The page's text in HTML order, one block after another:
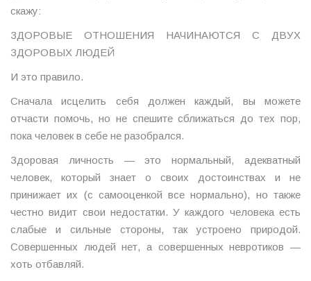
скажу:
ЗДОРОВЫЕ ОТНОШЕНИЯ НАЧИНАЮТСЯ С ДВУХ
ЗДОРОВЫХ ЛЮДЕЙ
И это правило.
Сначала исцелить себя должен каждый, вы можете
отчасти помочь, но не спешите сближаться до тех пор,
пока человек в себе не разобрался.
Здоровая личность — это нормальный, адекватный
человек, который знает о своих достоинствах и не
принижает их (с самооценкой все нормально), но также
честно видит свои недостатки. У каждого человека есть
слабые и сильные стороны, так устроено природой.
Совершенных людей нет, а совершенных невротиков —
хоть отбавляй.